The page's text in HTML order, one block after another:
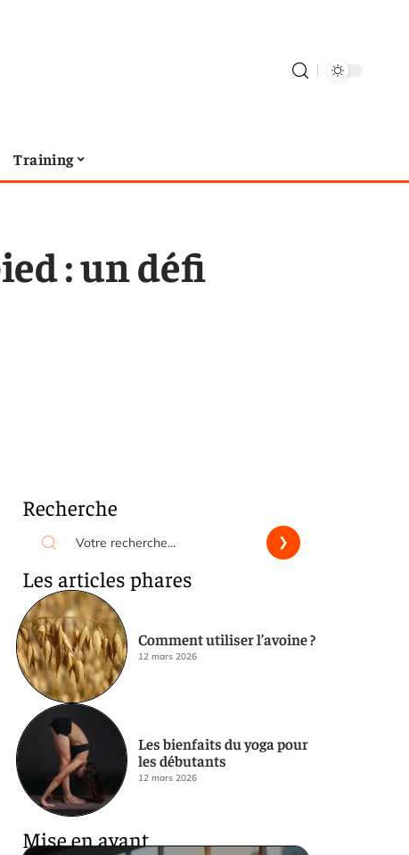
Training
: un défi
Recherche
Les articles phares
Comment utiliser l’avoine ?
12 mars 2026
Les bienfaits du yoga pour
les débutants
12 mars 2026
Mise en avant